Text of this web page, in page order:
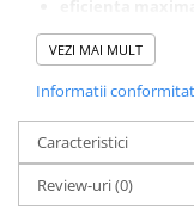
AVERTISMENT
vatamari grave
- a NU se
- a Nu se expune
- a NU se arunca in
- a NU se lasa la
- a NU se folosi
VEZI MAI MULT
Informatii
Caracteristici
Review-uri(0)